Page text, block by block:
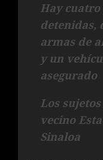
Hay
detenidas,
armas de
y un
asegurado
Los
vecino
Sinaloa